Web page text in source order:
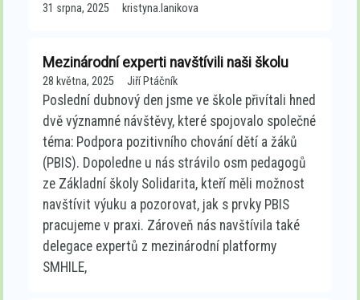
31 srpna, 2025 kristyna.lanikova
Mezinárodní experti navštívili naši školu
28 května, 2025 Jiří Ptáčník
Poslední dubnový den jsme ve škole přivítali hned
dvě významné návštěvy, které spojovalo společné
téma: Podpora pozitivního chování dětí a žáků
(PBIS). Dopoledne u nás strávilo osm pedagogů
ze Základní školy Solidarita, kteří měli možnost
navštívit výuku a pozorovat, jak s prvky PBIS
pracujeme v praxi. Zároveň nás navštívila také
delegace expertů z mezinárodní platformy
SMHILE,